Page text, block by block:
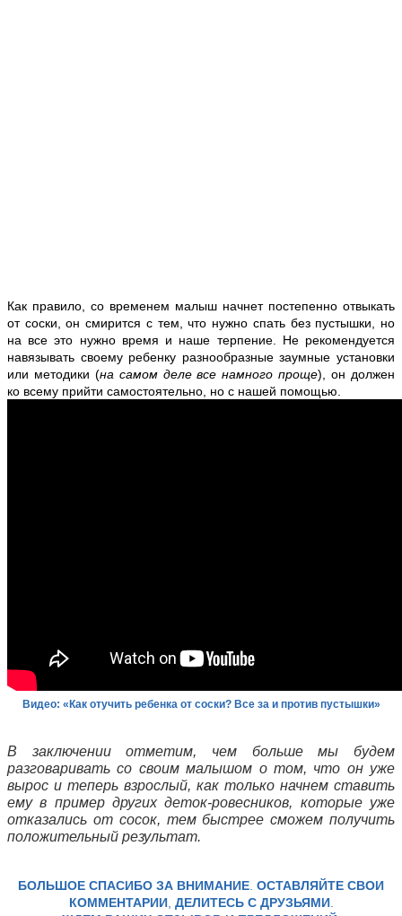
Как правило, со временем малыш начнет постепенно отвыкать
от соски, он смирится с тем, что нужно спать без пустышки, но
на все это нужно время и наше терпение. Не рекомендуется
навязывать своему ребенку разнообразные заумные установки
или методики (на самом деле все намного проще), он должен
ко всему прийти самостоятельно, но с нашей помощью.
Видео: «Как отучить ребенка от соски? Все за и против пустышки»
В заключении отметим, чем больше мы будем
разговаривать со своим малышом о том, что он уже
вырос и теперь взрослый, как только начнем ставить
ему в пример других деток-ровесников, которые уже
отказались от сосок, тем быстрее сможем получить
положительный результат.
БОЛЬШОЕ СПАСИБО ЗА ВНИМАНИЕ ОСТАВЛЯЙТЕ СВОИ
КОММЕНТАРИИ, ДЕЛИТЕСЬ С ДРУЗЬЯМИ.